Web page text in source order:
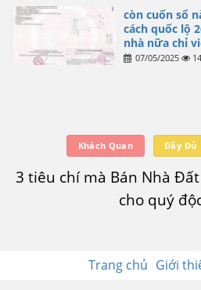
còn cuốn sổ
cách quốc lộ
nhà nữa chỉ
07/05/2025
Khách Quan Đầy Đủ
3 tiêu chí mà Bán Nhà
cho quý
Trang chủ Giới